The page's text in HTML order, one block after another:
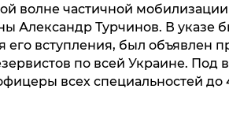
волне частичной
Александр Турчинов. В указе
его вступления, был объявлен
по всей Украине. Под
всех специальностей до